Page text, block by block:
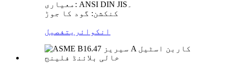
کنکشن: گود کا جوڑ
انکوائری تفصیل